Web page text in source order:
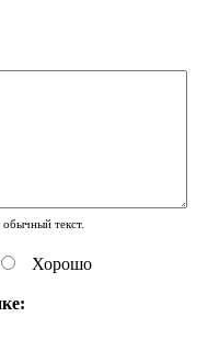
текст.
Хорошо